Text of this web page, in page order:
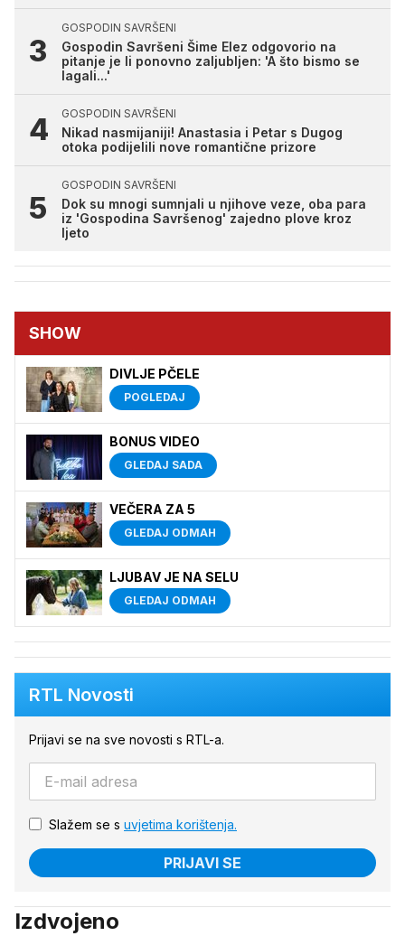
GOSPODIN SAVRŠENI
Gospodin Savršeni Šime Elez odgovorio na
pitanje je li ponovno zaljubljen: 'A što bismo se
lagali...'
GOSPODIN SAVRŠENI
Nikad nasmijaniji! Anastasia i Petar s Dugog
otoka podijelili nove romantične prizore
GOSPODIN SAVRŠENI
Dok su mnogi sumnjali u njihove veze, oba para
iz 'Gospodina Savršenog' zajedno plove kroz
ljeto
SHOW
DIVLJE PČELE
POGLEDAJ
BONUS VIDEO
GLEDAJ SADA
VEČERA ZA 5
GLEDAJ ODMAH
LJUBAV JE NA SELU
GLEDAJ ODMAH
RTL Novosti
Prijavi se na sve novosti s RTL-a.
Slažem se s uvjetima korištenja.
PRIJAVI SE
Izdvojeno